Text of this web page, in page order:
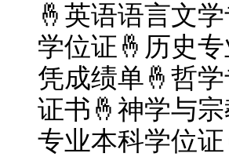
🤞英语语言文
学位证🤞历史
凭成绩单🤞哲
证书🤞神学与
专业本科学位证